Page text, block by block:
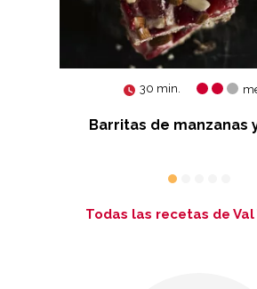
30 min.
Barritas de manzanas
Todas las recetas de Val